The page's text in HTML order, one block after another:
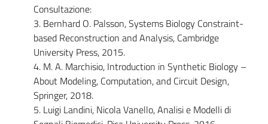
Consultazione:
3. Bernhard O. Palsson, Systems Biology Constraint-
based Reconstruction and Analysis, Cambridge
University Press, 2015.
4. M. A. Marchisio, Introduction in Synthetic Biology –
About Modeling, Computation, and Circuit Design,
Springer, 2018.
5. Luigi Landini, Nicola Vanello, Analisi e Modelli di